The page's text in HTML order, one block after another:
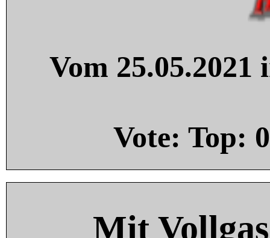
Vom
Vote: Top: 0
Mit